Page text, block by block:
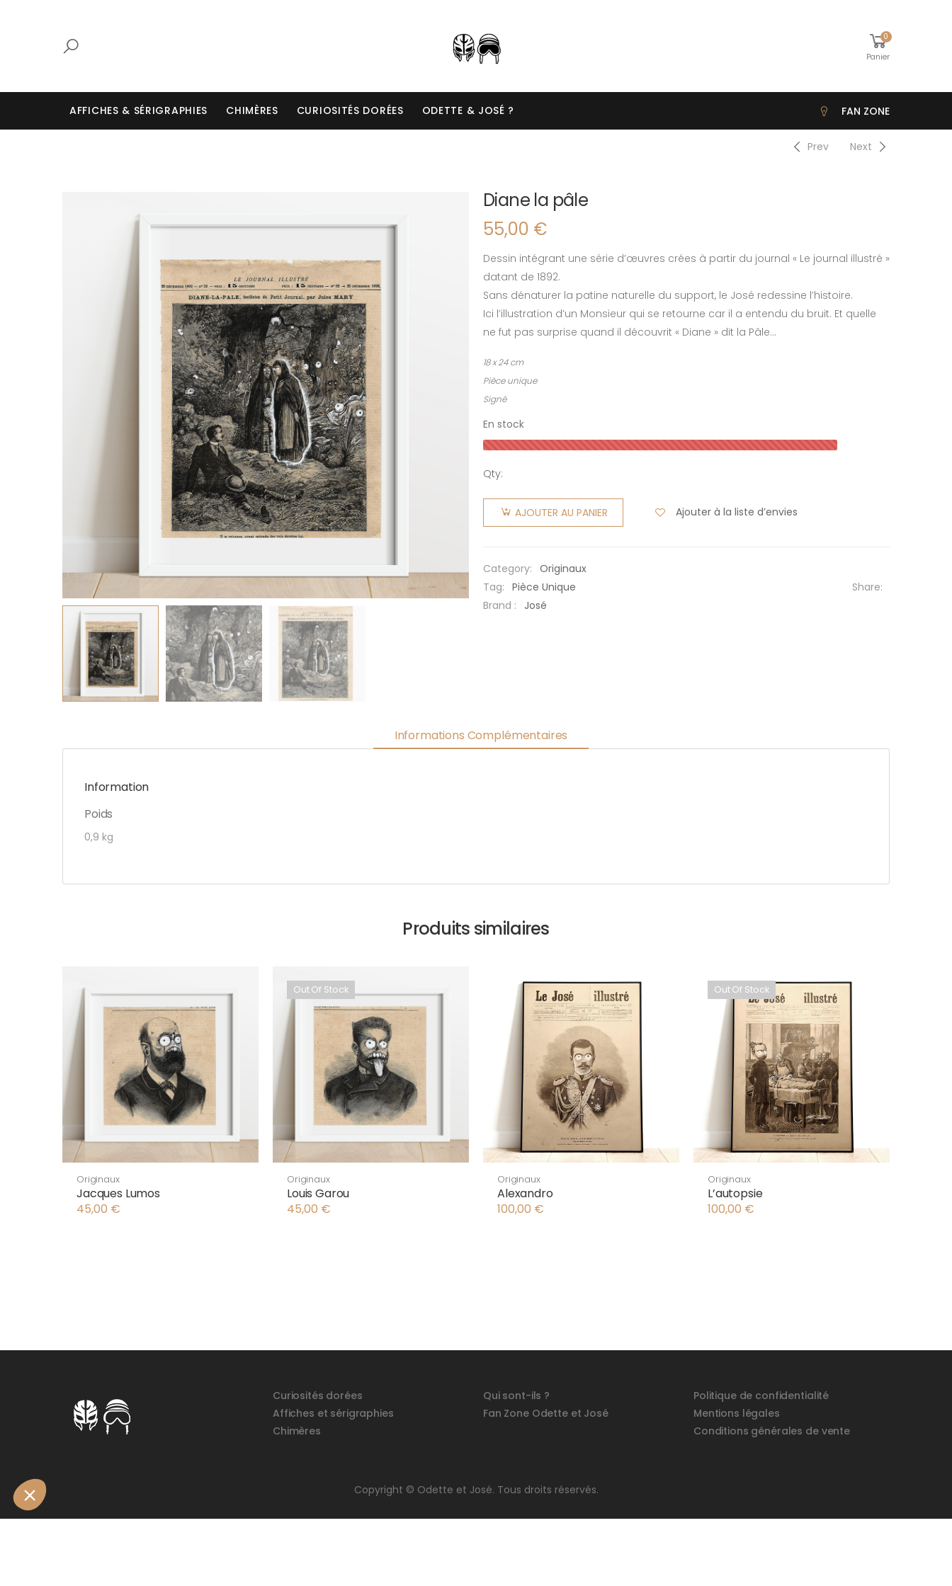
0
Panier
AFFICHES & SÉRIGRAPHIES CHIMÈRES CURIOSITÉS DORÉES ODETTE & JOSÉ ? FAN ZONE
Prev Next
Diane la pâle
55,00 €
Dessin intégrant une série d’œuvres crées à partir du journal « Le journal illustré »
datant de 1892.
Sans dénaturer la patine naturelle du support, le José redessine l’histoire.
Ici l’illustration d’un Monsieur qui se retourne car il a entendu du bruit. Et quelle
ne fut pas surprise quand il découvrit « Diane » dit la Pâle…
18 x 24 cm
Pièce unique
Signé
En stock
Qty:
quantité
de Diane
la pâleAJOUTER AU PANIER Ajouter à la liste d’envies
Category: Originaux
Tag: Pièce Unique
Brand :
José
Share:
Informations Complémentaires
Information
Poids
0,9 kg
Produits similaires
Originaux
Jacques Lumos
45,00 €
Out Of Stock
Originaux
Louis Garou
45,00 €
Originaux
Alexandro
100,00 €
Out Of Stock
Originaux
L’autopsie
100,00 €
Curiosités dorées
Affiches et sérigraphies
Chimères
Qui sont-ils ?
Fan Zone Odette et José
Politique de confidentialité
Mentions légales
Conditions générales de vente
Copyright © Odette et José. Tous droits réservés.